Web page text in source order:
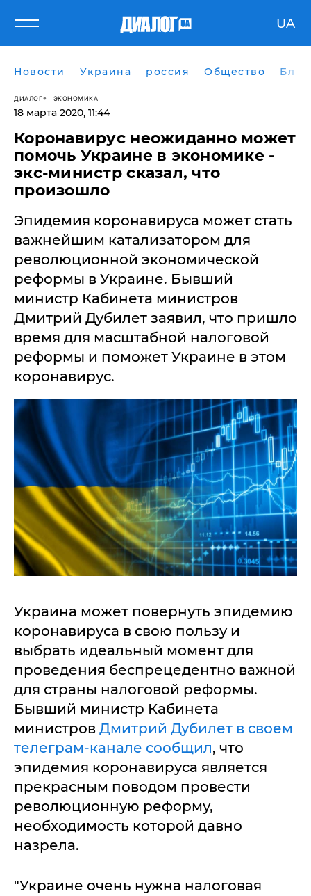
UA
Новости Украина россия Общество
ДИАЛОГ ЭКОНОМИКА
18 марта 2020, 11:44
Коронавирус неожиданно может
помочь Украине в экономике -
экс-министр сказал, что
произошло
​Эпидемия коронавируса может стать
важнейшим катализатором для
революционной экономической
реформы в Украине. Бывший
министр Кабинета министров
Дмитрий Дубилет заявил, что пришло
время для масштабной налоговой
реформы и поможет Украине в этом
коронавирус.
Украина может повернуть эпидемию
коронавируса в свою пользу и
выбрать идеальный момент для
проведения беспрецедентно важной
для страны налоговой реформы.
Бывший министр Кабинета
министров Дмитрий Дубилет в своем
телеграм-канале сообщил, что
эпидемия коронавируса является
прекрасным поводом провести
революционную реформу,
необходимость которой давно
назрела.
"Украине очень нужна налоговая